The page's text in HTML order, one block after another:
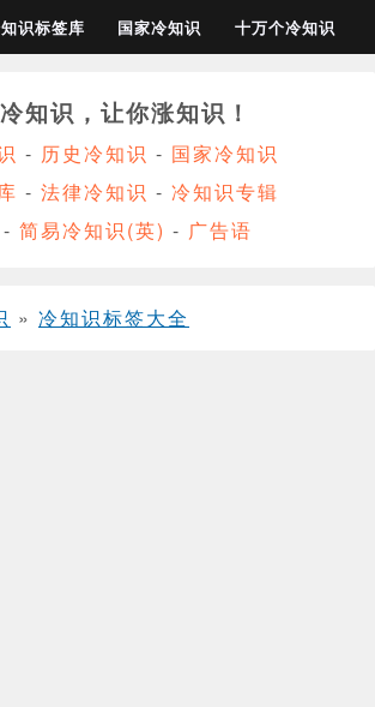
识标签库 国家冷知识 十万个冷知识
知识，让你涨知识！
- 历史冷知识 - 国家冷知识
- 法律冷知识 - 冷知识专辑
- 简易冷知识(英) - 广告语
» 冷知识标签大全